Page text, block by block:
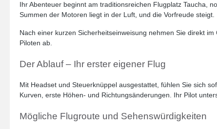
Ihr Abenteuer beginnt am traditionsreichen Flugplatz Taucha,
Summen der Motoren liegt in der Luft, und die Vorfreude steigt.
Nach einer kurzen Sicherheitseinweisung nehmen Sie direkt
Piloten ab.
Der Ablauf – Ihr erster eigener Flug
Mit Headset und Steuerknüppel ausgestattet, fühlen Sie sich
Kurven, erste Höhen- und Richtungsänderungen. Ihr Pilot
Mögliche Flugroute und Sehenswürdigkeiten